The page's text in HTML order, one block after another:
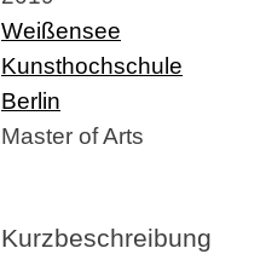
Weißensee
Kunsthochschule
Berlin
Master of Arts
Kurzbeschreibung